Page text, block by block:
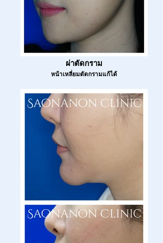
ผ่าตัดกราม
หน้าเหลี่ยมตัดกรามแก้ได้